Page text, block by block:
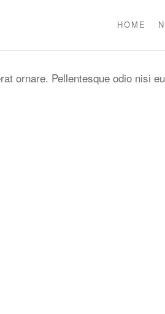
HOME
ornare. Pellentesque odio nisi